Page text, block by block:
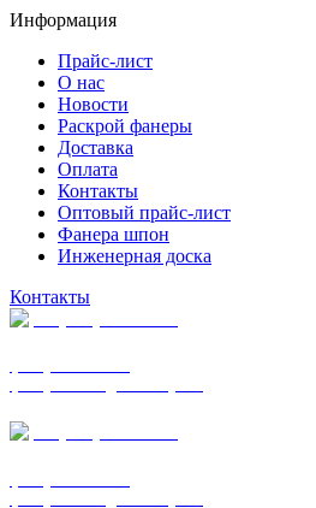
Информация
Прайс-лист
О нас
Новости
Раскрой фанеры
Доставка
Оплата
Контакты
Оптовый прайс-лист
Фанера шпон
Инженерная доска
Контакты